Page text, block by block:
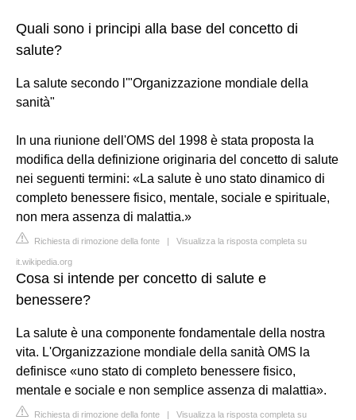
Quali sono i principi alla base del concetto di
salute?
La salute secondo l'"Organizzazione mondiale della
sanità"
In una riunione dell'OMS del 1998 è stata proposta la
modifica della definizione originaria del concetto di salute
nei seguenti termini: «La salute è uno stato dinamico di
completo benessere fisico, mentale, sociale e spirituale,
non mera assenza di malattia.»
Richiesta di rimozione della fonte | Visualizza la risposta completa su
it.wikipedia.org
Cosa si intende per concetto di salute e
benessere?
La salute è una componente fondamentale della nostra
vita. L'Organizzazione mondiale della sanità OMS la
definisce «uno stato di completo benessere fisico,
mentale e sociale e non semplice assenza di malattia».
Richiesta di rimozione della fonte | Visualizza la risposta completa su